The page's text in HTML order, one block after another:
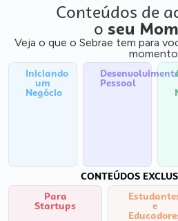
Conteúdos de
o seu
Veja o que o Sebrae tem para
Iniciando
um
Negócio
Pessoal
CONTEÚDOS
Para
Startups e